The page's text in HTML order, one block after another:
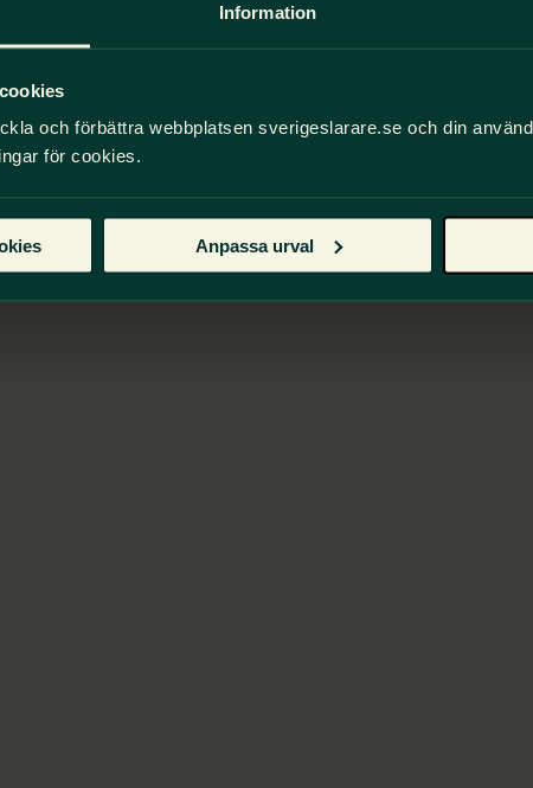
Information
och förbättra webbplatsen sverigeslarare.se och din
för cookies.
Anpassa urval